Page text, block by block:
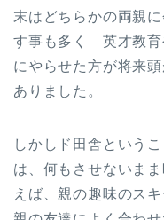
末はどちらかの両親
す事も多く 英才教
にやらせた方が将来
ありました。
しかしド田舎という
は、何もさせないま
えば、親の趣味のス